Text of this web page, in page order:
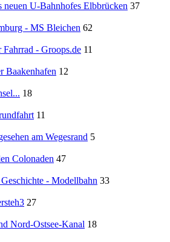
U-Bahnhofes Elbbrücken 37
- MS Bleichen 62
- Groops.de 11
Baakenhafen 12
18
11
am Wegesrand 5
Colonaden 47
- Modellbahn 33
27
Nord-Ostsee-Kanal 18